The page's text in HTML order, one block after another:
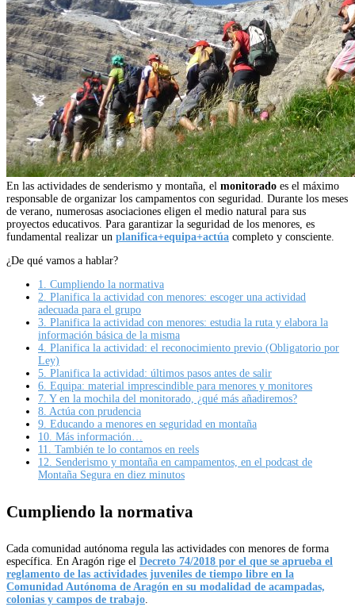
En las actividades de senderismo y montaña, el monitorado es el máximo
responsable de organizar los campamentos con seguridad. Durante los meses
de verano, numerosas asociaciones eligen el medio natural para sus
proyectos educativos. Para garantizar la seguridad de los menores, es
fundamental realizar un planifica+equipa+actúa completo y consciente.
¿De qué vamos a hablar?
1. Cumpliendo la normativa
2. Planifica la actividad con menores: escoger una actividad
adecuada para el grupo
3. Planifica la actividad con menores: estudia la ruta y elabora la
información básica de la misma
4. Planifica la actividad: el reconocimiento previo (Obligatorio por
Ley)
5. Planifica la actividad: últimos pasos antes de salir
6. Equipa: material imprescindible para menores y monitores
7. Y en la mochila del monitorado, ¿qué más añadiremos?
8. Actúa con prudencia
9. Educando a menores en seguridad en montaña
10. Más información…
11. También te lo contamos en reels
12. Senderismo y montaña en campamentos, en el podcast de
Montaña Segura en diez minutos
Cumpliendo la normativa
Cada comunidad autónoma regula las actividades con menores de forma
específica. En Aragón rige el Decreto 74/2018 por el que se aprueba el
reglamento de las actividades juveniles de tiempo libre en la
Comunidad Autónoma de Aragón en su modalidad de acampadas,
colonias y campos de trabajo.